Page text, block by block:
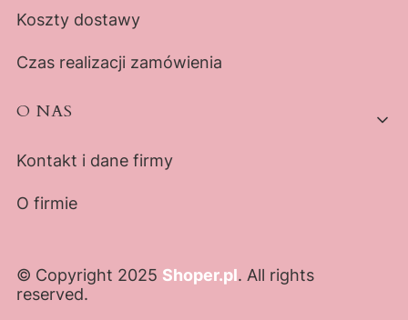
Koszty dostawy
Czas realizacji zamówienia
O NAS
Kontakt i dane firmy
O firmie
© Copyright 2025 Shoper.pl. All rights
reserved.